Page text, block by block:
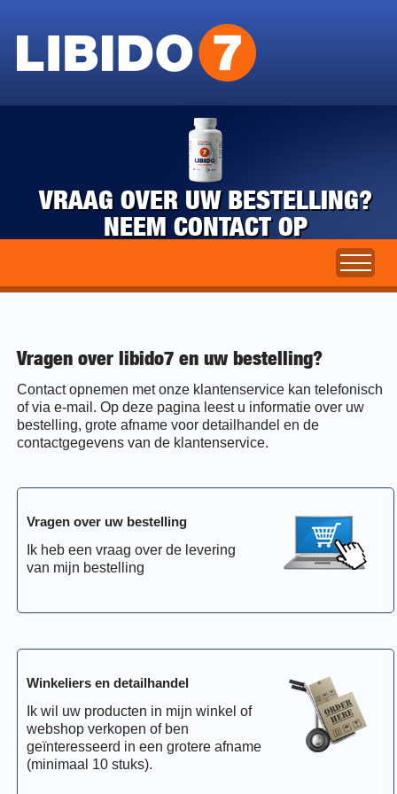
VRAAG OVER UW BESTELLING?
NEEM CONTACT OP
Vragen over libido7 en uw bestelling?
Contact opnemen met onze klantenservice kan telefonisch
of via e-mail. Op deze pagina leest u informatie over uw
bestelling, grote afname voor detailhandel en de
contactgegevens van de klantenservice.
Vragen over uw bestelling
Ik heb een vraag over de levering
van mijn bestelling
Winkeliers en detailhandel
Ik wil uw producten in mijn winkel of
webshop verkopen of ben
geïnteresseerd in een grotere afname
(minimaal 10 stuks).